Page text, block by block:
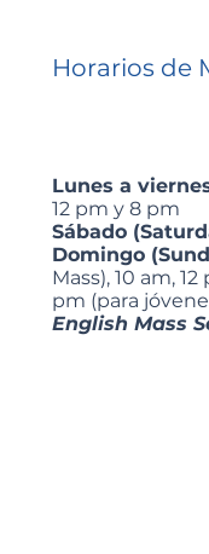
Lunes a
12 pm y 8 pm
Sábado
Domingo
Mass), 10 am,
pm (para
English Mass
Horarios de